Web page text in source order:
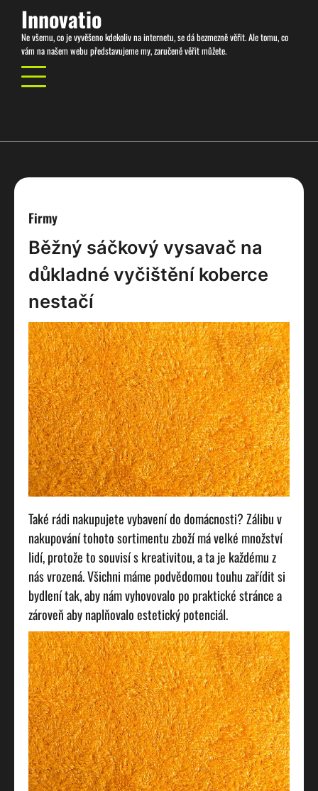
content
Innovatio
Ne všemu, co je vyvěšeno kdekoliv na internetu, se dá bezmezně věřit. Ale tomu, co
vám na našem webu představujeme my, zaručeně věřit můžete.
Firmy
Běžný sáčkový vysavač na
důkladné vyčištění koberce
nestačí
Také rádi nakupujete vybavení do domácnosti? Zálibu v
nakupování tohoto sortimentu zboží má velké množství
lidí, protože to souvisí s kreativitou, a ta je každému z
nás vrozená. Všichni máme podvědomou touhu zařídit si
bydlení tak, aby nám vyhovovalo po praktické stránce a
zároveň aby naplňovalo estetický potenciál.